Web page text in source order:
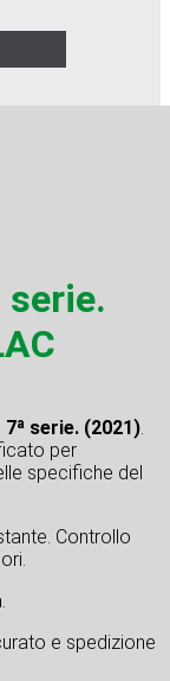
serie.
serie. (2021).
per
specifiche del
Controllo
e spedizione